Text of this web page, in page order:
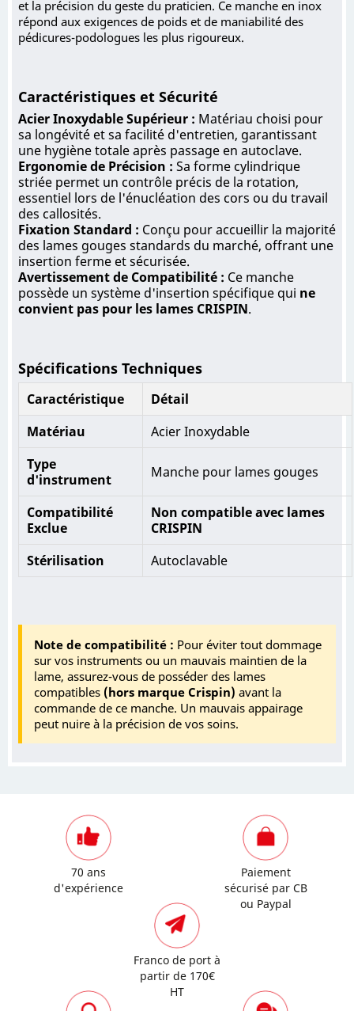
et la précision du geste du praticien. Ce manche en inox
répond aux exigences de poids et de maniabilité des
pédicures-podologues les plus rigoureux.
Caractéristiques et Sécurité
Acier Inoxydable Supérieur : Matériau choisi pour
sa longévité et sa facilité d'entretien, garantissant
une hygiène totale après passage en autoclave.
Ergonomie de Précision : Sa forme cylindrique
striée permet un contrôle précis de la rotation,
essentiel lors de l'énucléation des cors ou du travail
des callosités.
Fixation Standard : Conçu pour accueillir la majorité
des lames gouges standards du marché, offrant une
insertion ferme et sécurisée.
Avertissement de Compatibilité : Ce manche
possède un système d'insertion spécifique qui ne
convient pas pour les lames CRISPIN.
Spécifications Techniques
Caractéristique
Détail
Matériau
Acier Inoxydable
Type
d'instrument
Manche pour lames gouges
Compatibilité
Exclue
Non compatible avec lames
CRISPIN
Stérilisation
Autoclavable
Note de compatibilité : Pour éviter tout dommage
sur vos instruments ou un mauvais maintien de la
lame, assurez-vous de posséder des lames
compatibles (hors marque Crispin) avant la
commande de ce manche. Un mauvais appairage
peut nuire à la précision de vos soins.
70 ans
d'expérience
Paiement
sécurisé par CB
ou Paypal
Franco de port à
partir de 170€
HT